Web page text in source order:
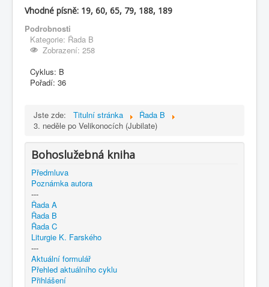
Vhodné písně: 19, 60, 65, 79, 188, 189
Podrobnosti
Kategorie: Řada B
Zobrazení: 258
Cyklus: B
Pořadí: 36
Jste zde: Titulní stránka
Řada B
3. neděle po Velikonocích (Jubilate)
Bohoslužebná kniha
Předmluva
Poznámka autora
---
Řada A
Řada B
Řada C
Liturgie K. Farského
---
Aktuální formulář
Přehled aktuálního cyklu
Přihlášení